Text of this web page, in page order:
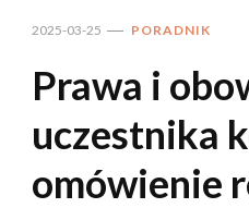
2025-03-25 PORADNIK
Prawa i
uczestnika
omówienie